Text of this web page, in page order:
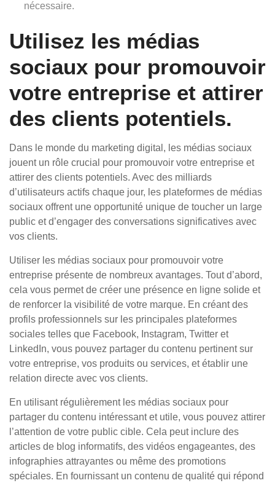
nécessaire.
Utilisez les médias
sociaux pour promouvoir
votre entreprise et attirer
des clients potentiels.
Dans le monde du marketing digital, les médias sociaux
jouent un rôle crucial pour promouvoir votre entreprise et
attirer des clients potentiels. Avec des milliards
d’utilisateurs actifs chaque jour, les plateformes de médias
sociaux offrent une opportunité unique de toucher un large
public et d’engager des conversations significatives avec
vos clients.
Utiliser les médias sociaux pour promouvoir votre
entreprise présente de nombreux avantages. Tout d’abord,
cela vous permet de créer une présence en ligne solide et
de renforcer la visibilité de votre marque. En créant des
profils professionnels sur les principales plateformes
sociales telles que Facebook, Instagram, Twitter et
LinkedIn, vous pouvez partager du contenu pertinent sur
votre entreprise, vos produits ou services, et établir une
relation directe avec vos clients.
En utilisant régulièrement les médias sociaux pour
partager du contenu intéressant et utile, vous pouvez attirer
l’attention de votre public cible. Cela peut inclure des
articles de blog informatifs, des vidéos engageantes, des
infographies attrayantes ou même des promotions
spéciales. En fournissant un contenu de qualité qui répond